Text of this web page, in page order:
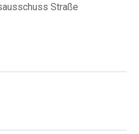
Straße